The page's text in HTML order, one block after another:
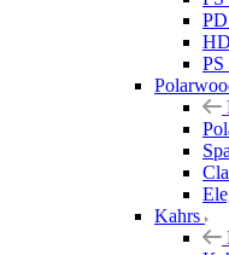
PS
Kahrs